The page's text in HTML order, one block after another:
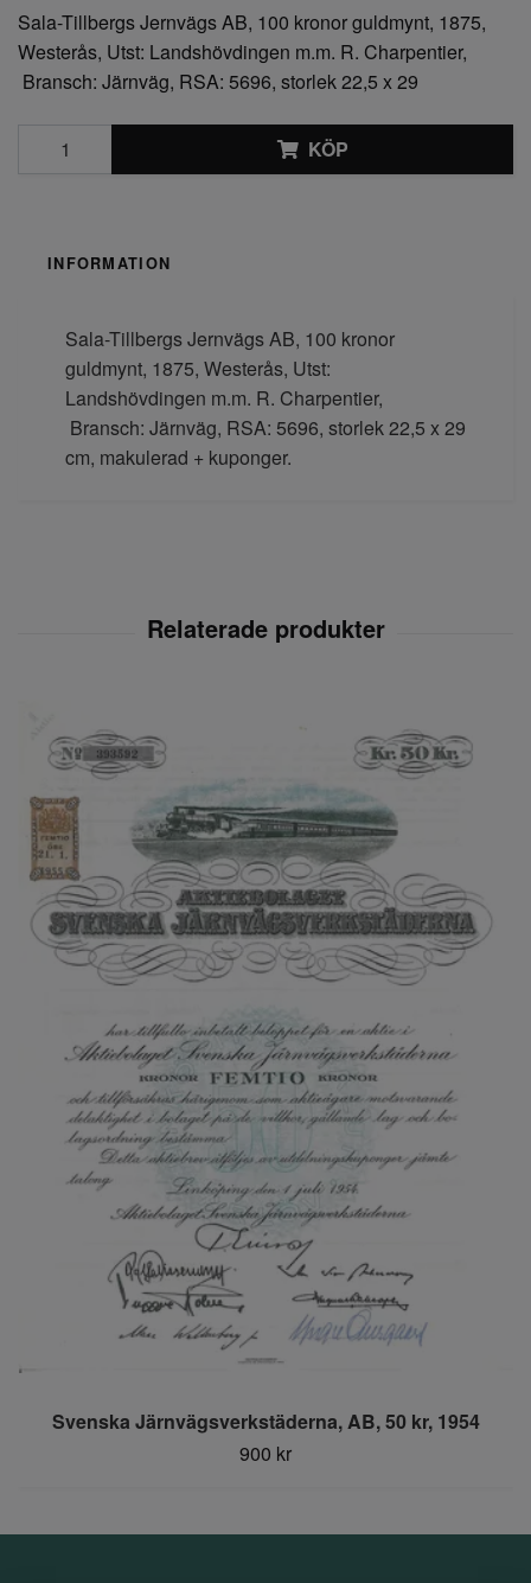
Sala-Tillbergs Jernvägs AB, 100 kronor guldmynt, 1875,
Westerås, Utst: Landshövdingen m.m. R. Charpentier,
Bransch: Järnväg, RSA: 5696, storlek 22,5 x 29
KÖP
INFORMATION
Sala-Tillbergs Jernvägs AB, 100 kronor
guldmynt, 1875, Westerås, Utst:
Landshövdingen m.m. R. Charpentier,
Bransch: Järnväg, RSA: 5696, storlek 22,5 x 29
cm, makulerad + kuponger.
Svenska Järnvägsverkstäderna, AB, 50 kr, 1954
900 kr